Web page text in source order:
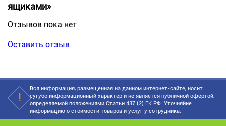
ящиками»
Отзывов пока нет
Оставить отзыв
Вся информация, размещенная на данном интернет-сайте, носит
сугубо информационный характер и не является публичной офертой,
определяемой положениями Статьи 437 (2) ГК РФ. Уточняйие
информацию о стоимости товаров и услуг у сотрудника.